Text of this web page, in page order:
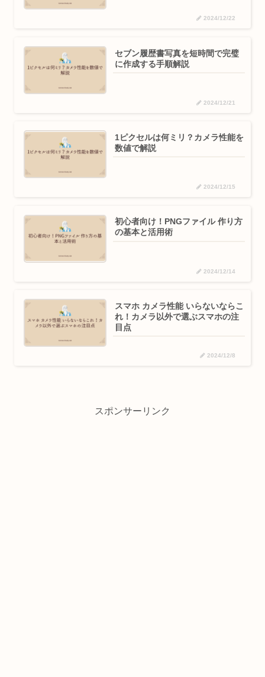
2024/12/22
セブン履歴書写真を短時間で完璧
に作成する手順解説
2024/12/21
1ピクセルは何ミリ？カメラ性能を
数値で解説
2024/12/15
初心者向け！PNGファイル 作り方
の基本と活用術
2024/12/14
スマホ カメラ性能 いらないならこ
れ！カメラ以外で選ぶスマホの注
目点
2024/12/8
スポンサーリンク